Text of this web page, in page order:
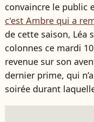
convaincre le public
c'est Ambre qui a
de cette saison, Léa
colonnes ce mardi
revenue sur son
dernier prime, qui
soirée durant